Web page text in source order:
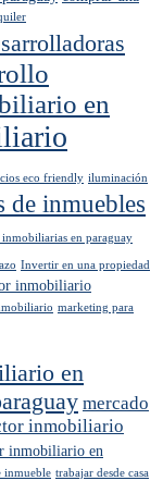
en
eco friendly iluminación
de inmuebles
inmobiliarias en paraguay
Invertir en una propiedad
inmobiliario
marketing para
en
mercado
inmobiliario
inmobiliario en
inmueble trabajar desde casa